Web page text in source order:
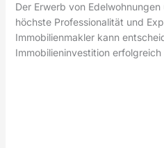
Der Erwerb von Edelwohnungen
höchste Professionalität und
Immobilienmakler kann
Immobilieninvestition